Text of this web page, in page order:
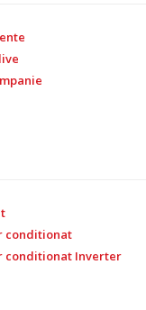
conditionat
conditionat Inverter